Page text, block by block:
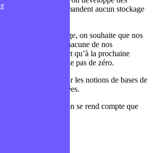
simples qui ne demandent aucun stockage
de l’apprentissage, on souhaite que nos
c’est à dire que chacune de nos
à un endroit et qu’à la prochaine
on ne reparte pas de zéro.
et on tombe sur les notions de bases de
persistance de données.
nos recherches, plus on se rend compte que